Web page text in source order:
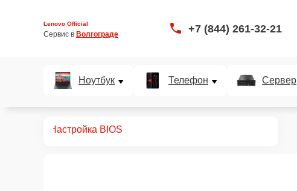
Lenovo Official
Сервис в Волгограде +7 (844) 261-32-21
Ноутбук Телефон Сервер
Настройка BIOS